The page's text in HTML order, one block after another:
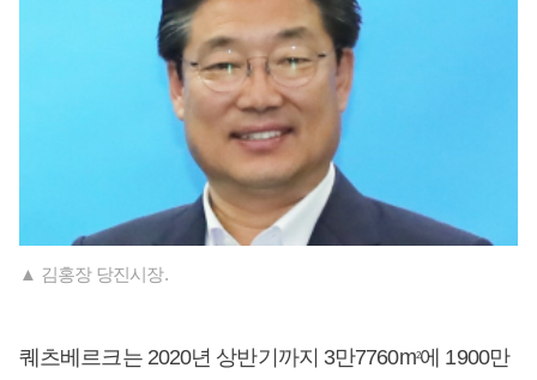
▲ 김홍장 당진시장.
퀘츠베르크는 2020년 상반기까지 3만7760m2에 1900만